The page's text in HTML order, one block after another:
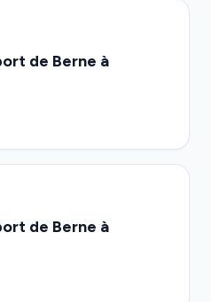
de Berne à
de Berne à